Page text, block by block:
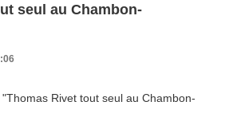
seul au Chambon-